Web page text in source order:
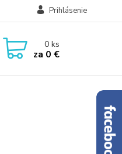
Prihlásenie
0ks
za 0 €